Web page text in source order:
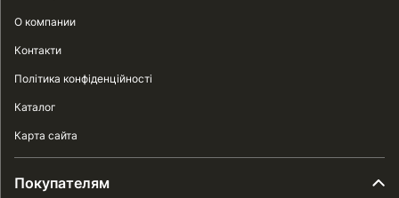
О компании
Контакти
Політика конфіденційності
Каталог
Карта сайта
Покупателям